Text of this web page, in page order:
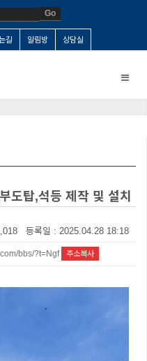
Go
길 알림방 상담실
Toggle
도탑,석등 제작 및 설치
등록일 : 2025.04.28 18:18
bbs/?t=Ngf 주소복사